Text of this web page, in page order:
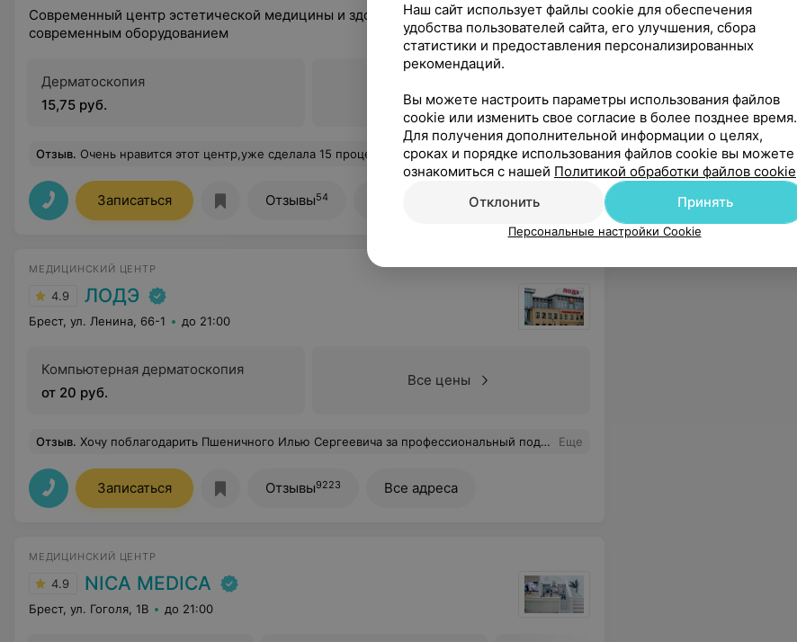
Современный центр эстетической медицины и здоровья, оснащенный
современным оборудованием
Дерматоскопия
15,75 руб.
Все цены
Отзыв. Очень нравится этот центр,уже сделала 15 процедур ☺️отдельно отметить хотелось бы Галину Ивановну, очень приятная и отзывчивая девушка) Еще
Записаться Отзывы54 Все цены
МЕДИЦИНСКИЙ ЦЕНТР
4.9 ЛОДЭ
Брест, ул. Ленина, 66-1 до 21:00
Компьютерная дерматоскопия
от 20 руб.
Все цены
Отзыв. Хочу поблагодарить Пшеничного Илью Сергеевича за профессиональный подход,все прошло быстро и без болезненно! Еще
Записаться Отзывы9223 Все адреса
МЕДИЦИНСКИЙ ЦЕНТР
4.9 NICA MEDICA
Брест, ул. Гоголя, 1B до 21:00
Наш сайт использует файлы cookie для обеспечения
удобства пользователей сайта, его улучшения, сбора
статистики и предоставления персонализированных
рекомендаций.
Вы можете настроить параметры использования файлов
cookie или изменить свое согласие в более позднее время.
Для получения дополнительной информации о целях,
сроках и порядке использования файлов cookie вы можете
ознакомиться с нашей Политикой обработки файлов cookie
Отклонить
Принять
Персональные настройки Cookie